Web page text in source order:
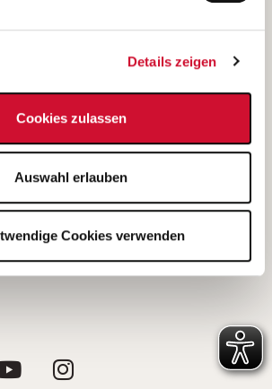
Details zeigen
Cookies zulassen
Auswahl erlauben
Cookies verwenden
Bundesland